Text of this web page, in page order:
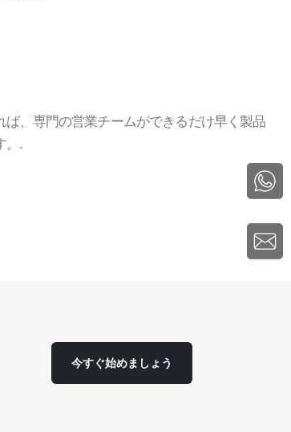
ば、専門の営業チームができるだけ早く製品
。.
今すぐ始めましょう